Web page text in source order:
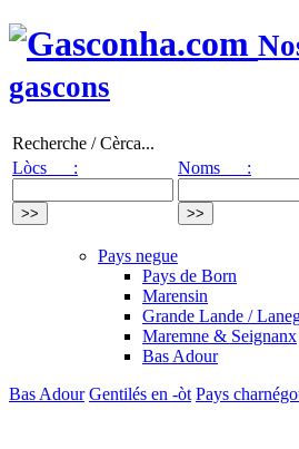
gascons
Recherche / Cèrca...
Lòcs :
Noms :
Pays negue
Pays de Born
Marensin
Grande Lande /
Maremne & Seignanx
Bas Adour
Bas Adour Gentilés en -òt Pays